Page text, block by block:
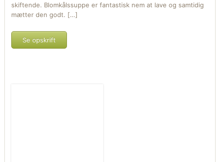
skiftende. Blomkålssuppe er fantastisk nem at lave og samtidig
mætter den godt. […]
Se opskrift